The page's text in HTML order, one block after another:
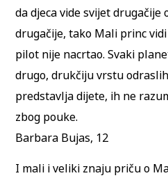
da djeca vide svijet drugačije
drugačije, tako Mali princ
pilot nije nacrtao. Svaki
drugo, drukčiju vrstu
predstavlja dijete, ih ne
zbog pouke.
Barbara Bujas, 12
I mali i veliki znaju priču o